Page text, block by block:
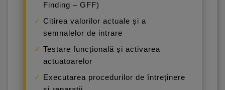
Finding – GFF)
Citirea valorilor actuale și a
semnalelor de intrare
Testare funcțională și activarea
actuatoarelor
Executarea procedurilor de întreținere